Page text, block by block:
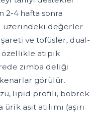
2-4 hafta sonra
üzerindeki değerler
ve tofüsler, dual-
özellikle atipik
zımba deliği
görülür.
lipid profili, böbrek
asit atılımı (aşırı